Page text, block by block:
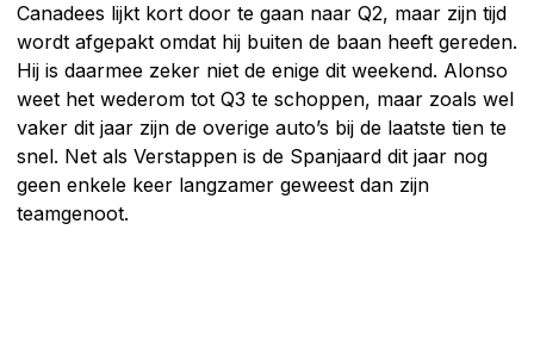
Canadees lijkt kort door te gaan naar Q2, maar zijn tijd
wordt afgepakt omdat hij buiten de baan heeft gereden.
Hij is daarmee zeker niet de enige dit weekend. Alonso
weet het wederom tot Q3 te schoppen, maar zoals wel
vaker dit jaar zijn de overige auto’s bij de laatste tien te
snel. Net als Verstappen is de Spanjaard dit jaar nog
geen enkele keer langzamer geweest dan zijn
teamgenoot.